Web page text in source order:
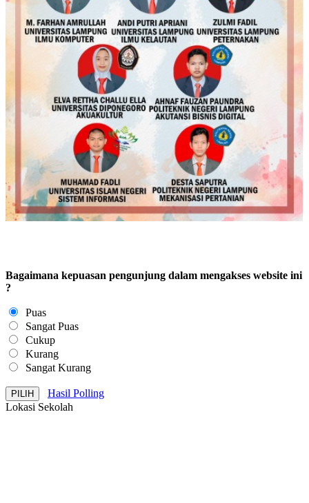
Bagaimana kepuasan pengunjung dalam mengakses website ini
?
Puas
Sangat Puas
Cukup
Kurang
Sangat Kurang
Hasil Polling
Lokasi Sekolah